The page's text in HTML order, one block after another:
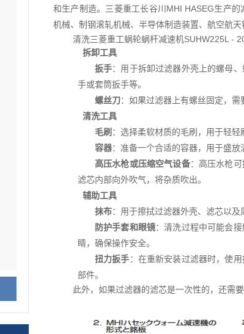
和生产制造。三菱重工长谷川MHI HASEG生产
机械、制钢滚轧机械、半导体制造装置、航空航天
清洗三菱重工蜗轮蜗杆减速机SUHW225L -
拆卸工具
扳手：用于拆卸过滤器外壳上的螺母
手或套筒扳手等。
螺丝刀：如果过滤器上有螺丝固定，需
清洗工具
毛刷 ：选择柔软材质的毛刷，用于轻轻
容器：准备一个合适的容器，用于盛放
高压水枪或压缩空气设备：高压水枪
滤芯内部向外吹气，将杂质吹出。
辅助工具
抹布：用于擦拭过滤器外壳、滤芯以及
防护手套和眼镜：清洗过程中可能会
睛，确保操作安全。
扭力扳手：在重新安装过滤器时，使
部件。
此外，如果过滤器的滤芯是一次性的，还需